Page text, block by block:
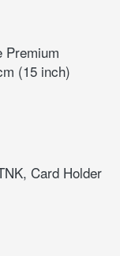
Premium
(15 inch)
Card Holder